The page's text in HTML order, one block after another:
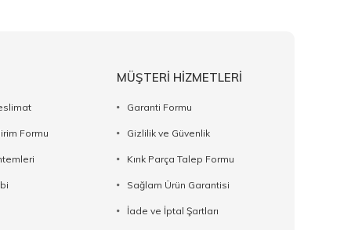
Formu
MÜŞTERİ HİZMETLERİ
Garanti Formu
Gizlilik ve Güvenlik
Kırık Parça Talep Formu
Sağlam Ürün Garantisi
İade ve İptal Şartları